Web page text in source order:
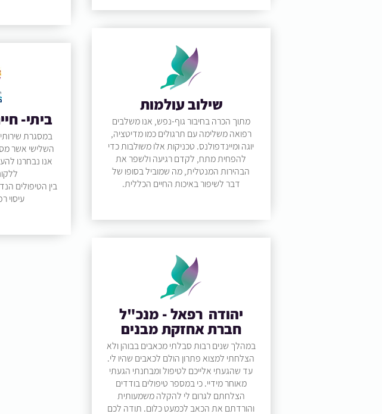
שילוב עולמות
מתוך הכרה בחיבור גוף-נפש, אנו משלבים
רפואה משלימה עם תרגולים כמו מדיטציה,
יוגה ומיינדפולנס. טכניקות אלו משולבות כדי
להפחית מתח, לקדם רגיעה ולשפר את
הבהירות המנטלית, מה שמוביל בסופו של
דבר לשיפור באיכות החיים הכללית.
יהודה רפאל - מנכ"ל
חברת אחזקת מבנים
במהלך שנים רבות סבלתי מכאבים בבוהן ולא
הצלחתי למצוא פתרון הולם לכאבים שהיו לי.
עד שהגעתי אלייכם לטיפול ומבחנתי הגעתי
מאוחר מידיי. כי במספר טיפולים בודדים
הצלחתם לגרום לי להקלה משמעותית
והורדתם את הכאב לכמעט כלום. תודה לכם
ביתי-
במסגרת
השלישי אשר
אנו נבחרנו
בין הטיפולים
עיסוי